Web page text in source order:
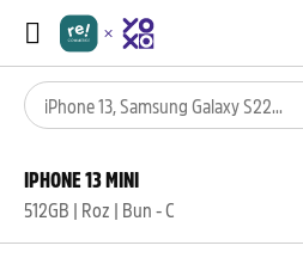
IPHONE 13 MINI
512GB | Roz | Bun - C